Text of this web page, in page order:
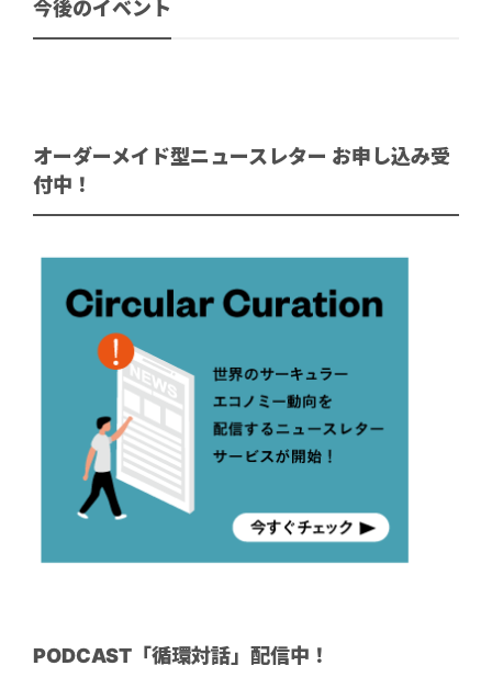
今後のイベント
オーダーメイド型ニュースレター お申し込み受
付中！
PODCAST「循環対話」配信中！